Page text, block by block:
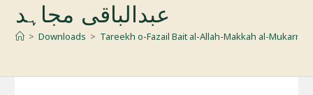
عبدالباقی مجاہد
> Downloads >